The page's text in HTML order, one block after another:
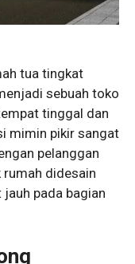
tua tingkat
sebuah toko
tinggal dan
mimin pikir sangat
pelanggan
rumah didesain
pada bagian